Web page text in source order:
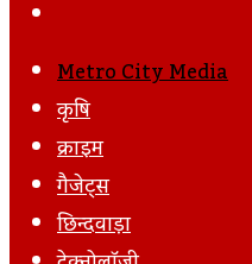
Metro City Media
कृषि
क्राइम
गैजेट्स
छिन्दवाड़ा